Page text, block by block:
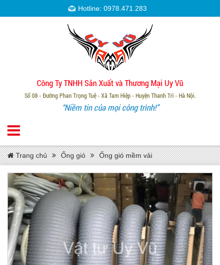
Hotline: 0978.471.283
Công Ty TNHH Sản Xuất và Thương Mại Uy Vũ
Số 08 - Đường Phan Trọng Tuệ - Xã Tam Hiệp - Huyện Thanh Trì - Hà Nội.
“Niềm tin của mọi công trình!”
Trang chủ Ống gió Ống gió mềm vải